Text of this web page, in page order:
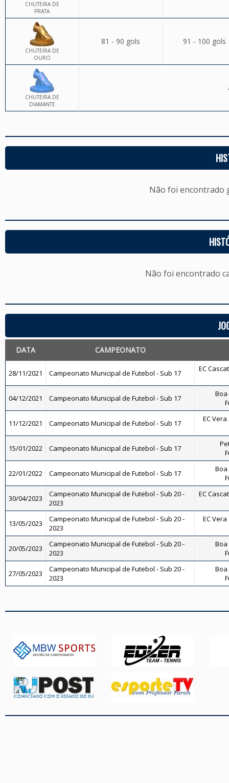
CHUTEIRA DE
PRATA
CHUTEIRA DE
OURO
81 - 90 gols 91 - 100 gols
CHUTEIRA DE
DIAMANTE
Não foi encontrado
Não foi encontrado
DATA CAMPEONATO
28/11/2021 Campeonato Municipal de Futebol - Sub 17 EC
04/12/2021 Campeonato Municipal de Futebol - Sub 17
Boa
11/12/2021 Campeonato Municipal de Futebol - Sub 17 EC
15/01/2022 Campeonato Municipal de Futebol - Sub 17
22/01/2022 Campeonato Municipal de Futebol - Sub 17
Boa
30/04/2023
Campeonato Municipal de Futebol - Sub 20 -
2023
EC
13/05/2023
Campeonato Municipal de Futebol - Sub 20 -
2023
EC
20/05/2023
Campeonato Municipal de Futebol - Sub 20 -
2023
Boa
27/05/2023
Campeonato Municipal de Futebol - Sub 20 -
2023
Boa